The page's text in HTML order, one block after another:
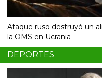
Ataque ruso destruyó un
la OMS en Ucrania
DEPORTES